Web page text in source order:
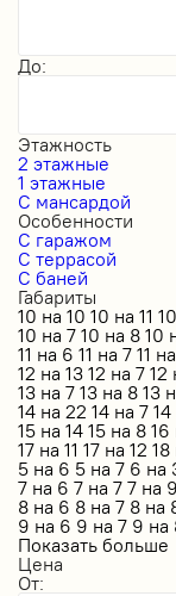
До:
Этажность
2 этажные
1 этажные
С мансардой
Особенности
С гаражом
С террасой
С баней
Габариты
10 на 10 10 на 11
10 на 7 10 на 8 10
11 на 6 11 на 7 11
12 на 13 12 на 7 12
13 на 7 13 на 8 13
14 на 22 14 на 7
15 на 14 15 на 8 16
17 на 11 17 на 12 18
5 на 6 5 на 7 6 на
7 на 6 7 на 7 7 на 9
8 на 6 8 на 7 8 на
9 на 6 9 на 7 9 на
Показать больше
Цена
От: